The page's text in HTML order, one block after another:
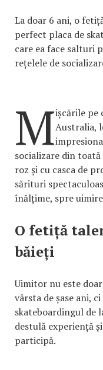
La doar 6 ani, o
perfect placa de
care ea face salturi
rețelele de
Mișcările pe
Australia,
socializare din
roz și cu casca de
sărituri
înălțime, spre
O fetiță
băieți
Uimitor nu este
vârsta de șase ani,
skateboardingul de
destulă experiență
participă.